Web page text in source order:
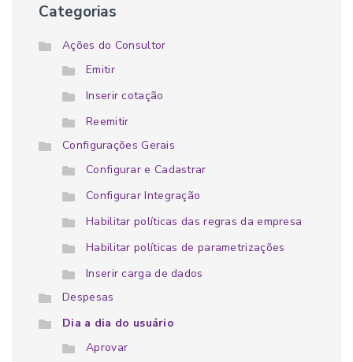
Categorias
Ações do Consultor
Emitir
Inserir cotação
Reemitir
Configurações Gerais
Configurar e Cadastrar
Configurar Integração
Habilitar políticas das regras da empresa
Habilitar políticas de parametrizações
Inserir carga de dados
Despesas
Dia a dia do usuário
Aprovar